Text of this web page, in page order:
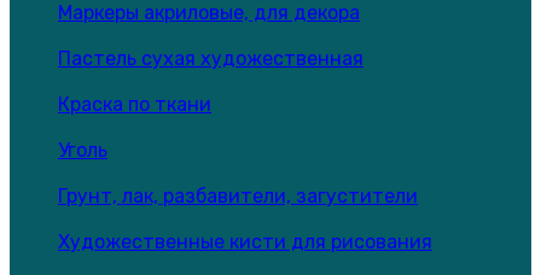
Маркеры акриловые, для декора
Пастель сухая художественная
Краска по ткани
Уголь
Грунт, лак, разбавители, загустители
Художественные кисти для рисования